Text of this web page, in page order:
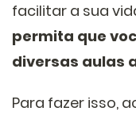
facilitar a sua
permita que
diversas aulas
Para fazer isso,